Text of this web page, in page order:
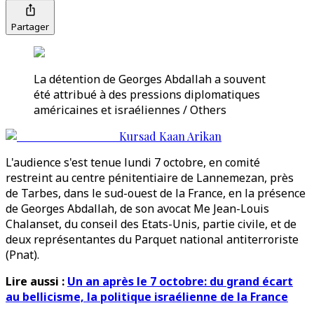
Partager
La détention de Georges Abdallah a souvent
été attribué à des pressions diplomatiques
américaines et israéliennes / Others
Kursad Kaan Arikan
L'audience s'est tenue lundi 7 octobre, en comité
restreint au centre pénitentiaire de Lannemezan, près
de Tarbes, dans le sud-ouest de la France, en la présence
de Georges Abdallah, de son avocat Me Jean-Louis
Chalanset, du conseil des Etats-Unis, partie civile, et de
deux représentantes du Parquet national antiterroriste
(Pnat).
Lire aussi : Un an après le 7 octobre: du grand écart
au bellicisme, la politique israélienne de la France